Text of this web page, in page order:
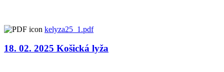
kelyza25_1.pdf
18. 02. 2025 Košická lyža